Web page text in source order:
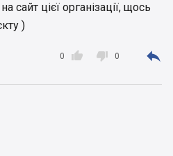
сайт цієї організації, щось
)

0  0 